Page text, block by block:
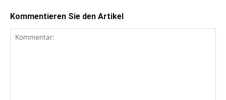
Kommentieren Sie den Artikel